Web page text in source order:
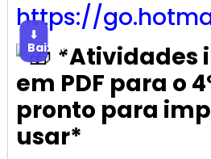
https://go.
⬇
Baixar*Atividades
em PDF para o
pronto para
usar*